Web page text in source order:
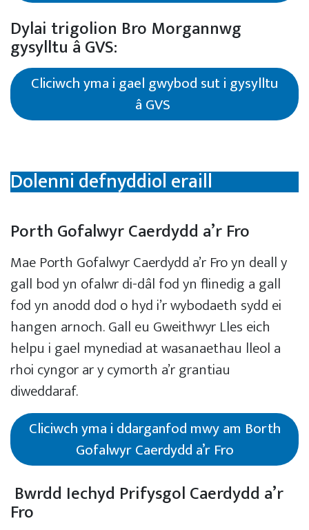
Dylai trigolion Bro Morgannwg
gysylltu â GVS:
Cliciwch yma i gael gwybod sut i gysylltu
â GVS
Dolenni defnyddiol eraill
Porth Gofalwyr Caerdydd a’r Fro
Mae Porth Gofalwyr Caerdydd a’r Fro yn deall y
gall bod yn ofalwr di-dâl fod yn flinedig a gall
fod yn anodd dod o hyd i’r wybodaeth sydd ei
hangen arnoch. Gall eu Gweithwyr Lles eich
helpu i gael mynediad at wasanaethau lleol a
rhoi cyngor ar y cymorth a’r grantiau
diweddaraf.
Cliciwch yma i ddarganfod mwy am Borth
Gofalwyr Caerdydd a’r Fro
Bwrdd Iechyd Prifysgol Caerdydd a’r
Fro